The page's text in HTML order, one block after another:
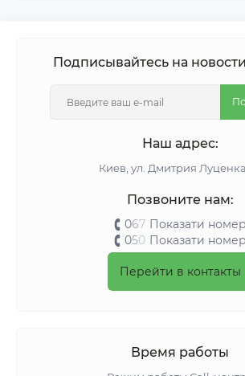
Подписывайтесь на
Наш адрес:
Киeв, ул. Дмитрия
Позвоните нам:
067 Показати номер
050 Показати номер
Перейти в контакты
Время работы